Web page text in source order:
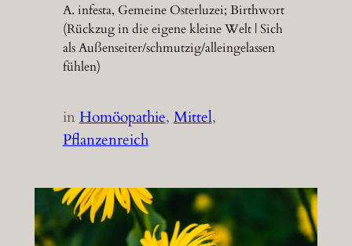
A. infesta, Gemeine Osterluzei; Birthwort
(Rückzug in die eigene kleine Welt | Sich
als Außenseiter/schmutzig/alleingelassen
fühlen)
inHomöopathie, Mittel
Pflanzenreich